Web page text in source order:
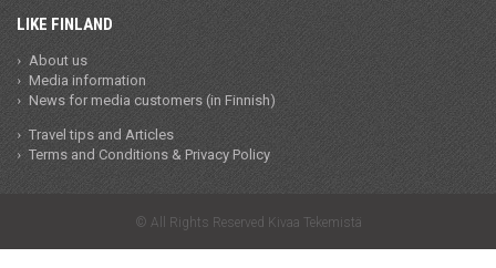
LIKE FINLAND
About us
Media information
News for media customers (in Finnish)
Travel tips and Articles
Terms and Conditions & Privacy Policy
© All Rights Reserved Kivaa Tekemistä